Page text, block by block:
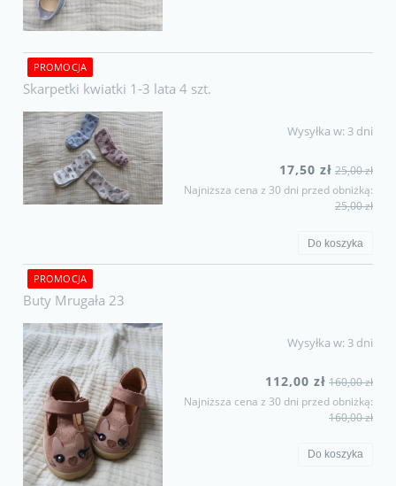
Skarpetki kwiatki 1-3 lata 4 szt.
Wysyłka w: 3 dni
17,50 zł 25,00 zł
Najniższa cena z 30 dni przed obniżką:
25,00 zł
Do koszyka
PROMOCJA
Buty Mrugała 23
Wysyłka w: 3 dni
112,00 zł 160,00 zł
Najniższa cena z 30 dni przed obniżką:
160,00 zł
Do koszyka
PROMOCJA